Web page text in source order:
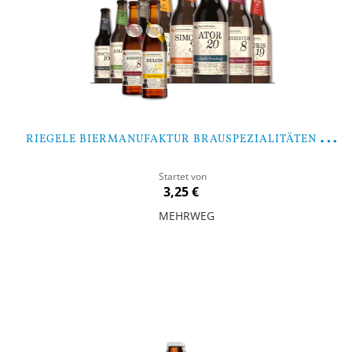
R
IEGELE BIERMANUFAKTUR BRAUSPEZIALITÄTEN MIXPAKET
Startet von
3,25 €
MEHRWEG